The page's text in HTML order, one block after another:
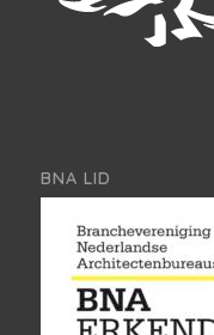
BNA LID